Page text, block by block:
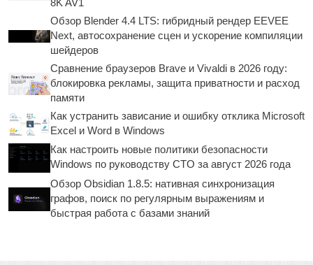
8K AV1
Обзор Blender 4.4 LTS: гибридный рендер EEVEE
Next, автосохранение сцен и ускорение компиляции
шейдеров
Сравнение браузеров Brave и Vivaldi в 2026 году:
блокировка рекламы, защита приватности и расход
памяти
Как устранить зависание и ошибку отклика Microsoft
Excel и Word в Windows
Как настроить новые политики безопасности
Windows по руководству CTO за август 2026 года
Обзор Obsidian 1.8.5: нативная синхронизация
графов, поиск по регулярным выражениям и
быстрая работа с базами знаний